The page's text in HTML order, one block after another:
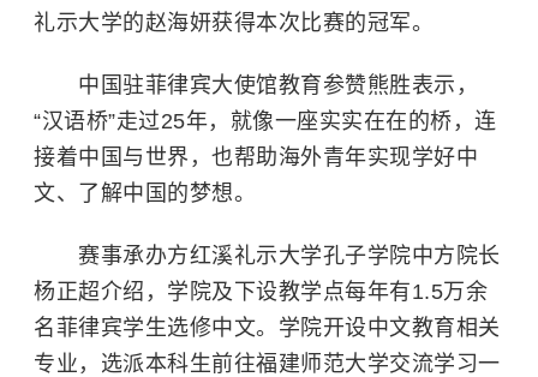
礼示大学的赵海妍获得本次比赛的冠军。
中国驻菲律宾大使馆教育参赞熊胜表示，
“汉语桥”走过25年，就像一座实实在在的桥，连
接着中国与世界，也帮助海外青年实现学好中
文、了解中国的梦想。
赛事承办方红溪礼示大学孔子学院中方院长
杨正超介绍，学院及下设教学点每年有1.5万余
名菲律宾学生选修中文。学院开设中文教育相关
专业，选派本科生前往福建师范大学交流学习一